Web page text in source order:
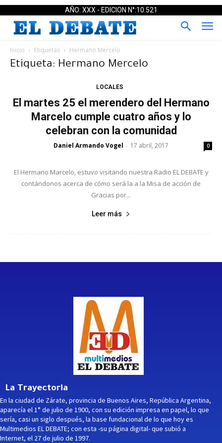
AÑO: XXX - EDICION N°:10.521
Inicio Etiquetas Hermano Mercelo
Etiqueta: Hermano Mercelo
LOCALES
El martes 25 el merendero del Hermano
Marcelo cumple cuatro años y lo
celebran con la comunidad
Daniel Armando Vogel - 17 abril, 2017 0
El Hermano Marcelo, estuvo visitando nuestra Radio EL DEBATE y
contándonos acerca de cómo será la a la Misa de acción de
Gracias por...
Leer más
La Trayectoria
En la ciudad de Zárate, provincia de Buenos Aires, República Argentina,
aparecía el 1° de julio de 1900, con su edición impresa en papel, lo que
sería, casi un siglo después, la base fundacional de lo que hoy es
Multimedios EL DEBATE; con esta -su página digital- que subió a
Internet, el 27 de julio de 1997.